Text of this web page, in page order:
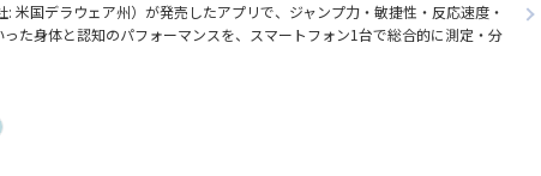
: 米国デラウェア州）が発売したアプリで、ジャンプ力・敏捷性・反応速度・
た身体と認知のパフォーマンスを、スマートフォン1台で総合的に測定・分
ンスラボ」。開発者で自らもトレーナーとして多くの実績を持つ、代表の山
。